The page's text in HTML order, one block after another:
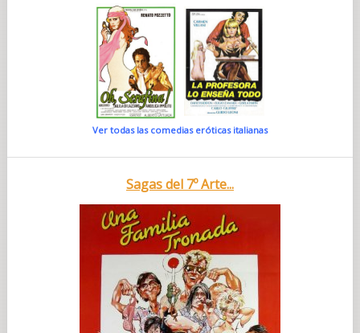
Ver todas las comedias eróticas italianas
Sagas del 7º Arte...